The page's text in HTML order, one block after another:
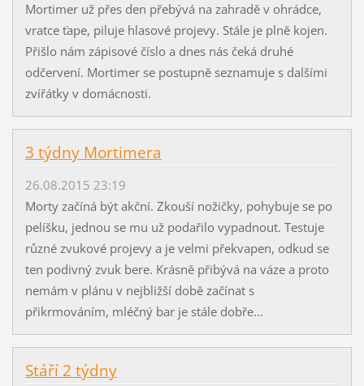
Mortimer už přes den přebývá na zahradě v ohrádce,
vratce ťape, piluje hlasové projevy. Stále je plně kojen.
Přišlo nám zápisové číslo a dnes nás čeká druhé
odčervení. Mortimer se postupně seznamuje s dalšími
zvířátky v domácnosti.
3 týdny Mortimera
26.08.2015 23:19
Morty začíná být akční. Zkouší nožičky, pohybuje se po
pelíšku, jednou se mu už podařilo vypadnout. Testuje
různé zvukové projevy a je velmi překvapen, odkud se
ten podivný zvuk bere. Krásně přibývá na váze a proto
nemám v plánu v nejbližší době začínat s
přikrmováním, mléčný bar je stále dobře...
Stáří 2 týdny